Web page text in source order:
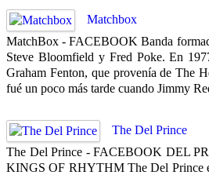
Matchbox
MatchBox - FACEBOOK Banda
Steve Bloomfield y Fred Poke. En
Graham Fenton, que provenía de The
fué un poco más tarde cuando Jimmy
The Del Prince
The Del Prince - FACEBOOK DEL
KINGS OF RHYTHM The Del Prince